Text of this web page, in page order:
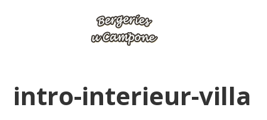
intro-interieur-villa